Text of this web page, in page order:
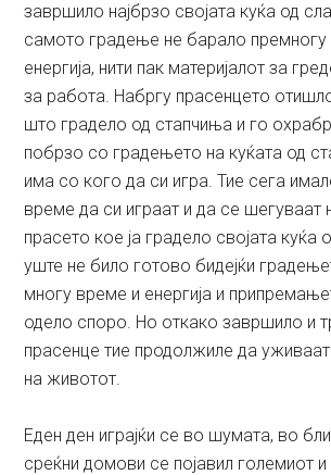
завршило најбрзо својата куќа од
самото градење не барало
енергија, нити пак материјалот за
за работа. Набргу прасенцето
што градело од стапчиња и го
побрзо со градењето на куќата од
има со кого да си игра. Тие сега
време да си играат и да се шегуваат
прасето кое ја градело својата куќа
уште не било готово бидејќи
многу време и енергија и
одело споро. Но откако завршило и
прасенце тие продолжиле да
на животот.
Еден ден играјќи се во шумата, во
среќни домови се појавил големиот и